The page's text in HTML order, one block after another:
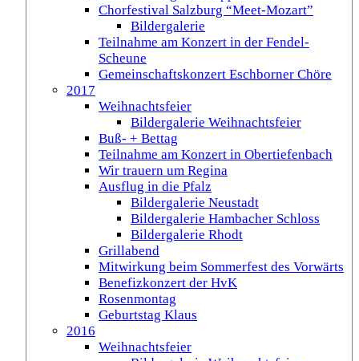
Chorfestival Salzburg “Meet-Mozart”
Bildergalerie
Teilnahme am Konzert in der Fendel-
Scheune
Gemeinschaftskonzert Eschborner Chöre
2017
Weihnachtsfeier
Bildergalerie Weihnachtsfeier
Buß- + Bettag
Teilnahme am Konzert in Obertiefenbach
Wir trauern um Regina
Ausflug in die Pfalz
Bildergalerie Neustadt
Bildergalerie Hambacher Schloss
Bildergalerie Rhodt
Grillabend
Mitwirkung beim Sommerfest des Vorwärts
Benefizkonzert der HvK
Rosenmontag
Geburtstag Klaus
2016
Weihnachtsfeier